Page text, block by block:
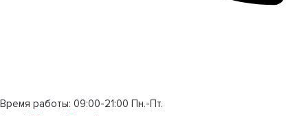
Время работы: 09:00-21:00 Пн.-Пт.